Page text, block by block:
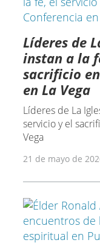
Líderes de
instan a la
sacrificio
en La Vega
Líderes de La
servicio y el
Vega
21 de mayo de